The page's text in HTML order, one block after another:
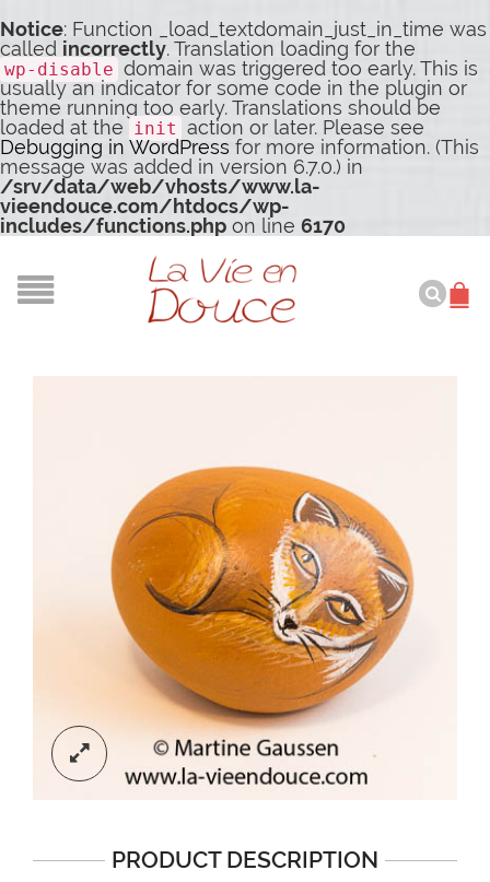
Notice: Function _load_textdomain_just_in_time was
called incorrectly. Translation loading for the
wp-disable domain was triggered too early. This is
usually an indicator for some code in the plugin or
theme running too early. Translations should be
loaded at the init action or later. Please see
Debugging in WordPress for more information. (This
message was added in version 6.7.0.) in
/srv/data/web/vhosts/www.la-
vieendouce.com/htdocs/wp-
includes/functions.php on line 6170
PRODUCT DESCRIPTION